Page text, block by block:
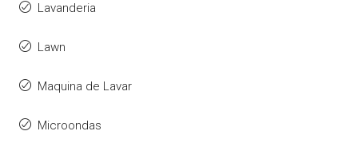
Lavanderia
Lawn
Maquina de Lavar
Microondas